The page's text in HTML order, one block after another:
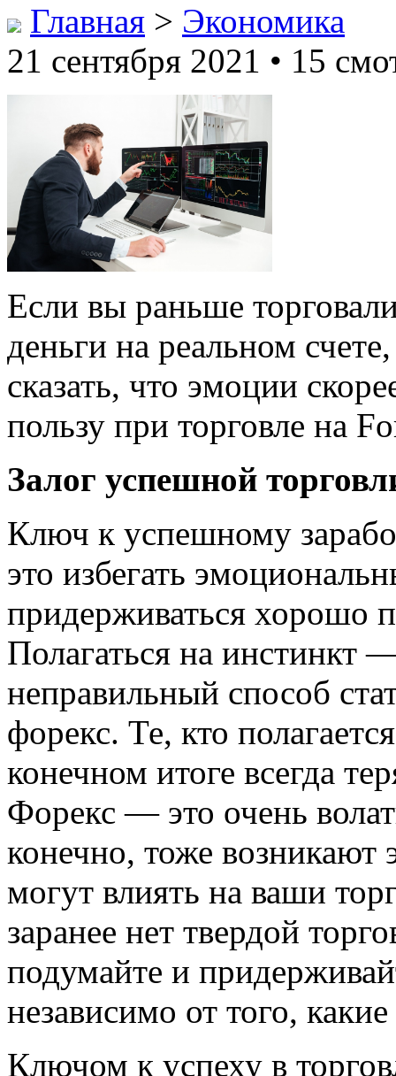
Главная > Экономика
21 сентября 2021 • 15
Если вы раньше
деньги на реальном
сказать, что эмоции
пользу при торговле на
Залог успешной
Ключ к успешному
это избегать
придерживаться хорошо
Полагаться на инстинкт
неправильный способ
форекс. Те, кто
конечном итоге всегда
Форекс — это очень
конечно, тоже
могут влиять на ваши
заранее нет твердой
подумайте и
независимо от того,
Ключом к успеху в